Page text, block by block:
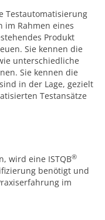
Testautomatisierung
im Rahmen eines
Produkt
Sie kennen die
unterschiedliche
Sie kennen die
in der Lage, gezielt
Testansätze
wird eine ISTQB®
benötigt und
im